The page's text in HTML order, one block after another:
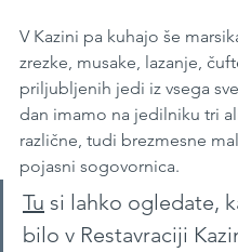
V Kazini pa kuhajo še
zrezke, musake, lazanje,
priljubljenih jedi iz vsega
dan imamo na jedilniku tri
različne, tudi brezmesne
pojasni sogovornica.
Tu si lahko ogledate,
bilo v Restavraciji